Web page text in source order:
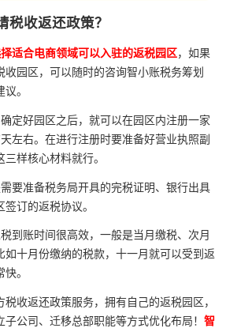
税收返还政策？
适合电商领域可以入驻的返税园区，如果
园区，可以随时的咨询智小账税务筹划
。
定好园区之后，就可以在园区内注册一家
左右。在进行注册时要准备好营业执照副
样核心材料就行。
要准备税务局开具的完税证明、银行出具
订的返税协议。
到账时间很高效，一般是当月缴税、次月
如十月份缴纳的税款，十一月就可以受到返
。
返还政策服务，拥有自己的返税园区，
公司、迁移总部职能等方式优化布局！ 智